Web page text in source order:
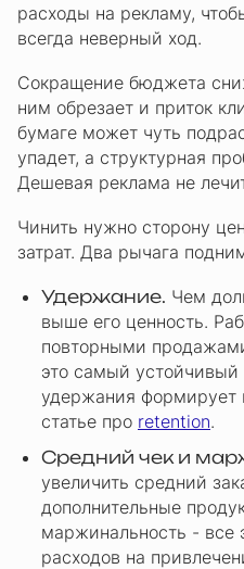
расходы на рекламу,
всегда неверный ход.
Сокращение бюджета
ним обрезает и приток
бумаге может чуть
упадет, а структурная
Дешевая реклама не
Чинить нужно сторону
затрат. Два рычага
Удержание. Чем
выше его ценность.
повторными
это самый устойчивый
удержания формирует
статье про retention.
Средний чек и
увеличить средний
дополнительные
маржинальность - все
расходов на